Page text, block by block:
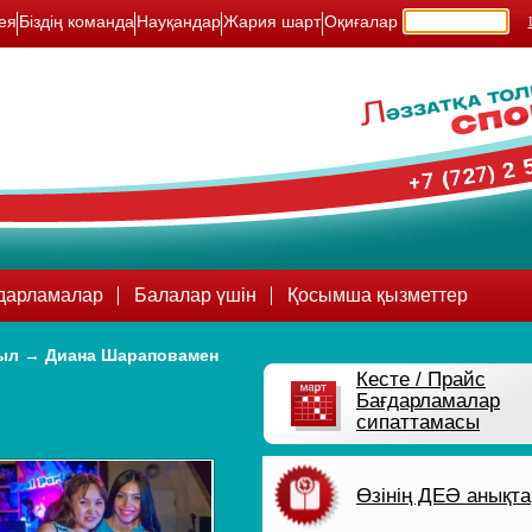
Біздің команда НауқандарЖария шартОқиғалар
Балалар үшін Қосымша қызметтер
→ Диана Шараповамен
Кесте / Прайс
Бағдарламалар
сипаттамасы
Өзінің ДЕӘ анықта